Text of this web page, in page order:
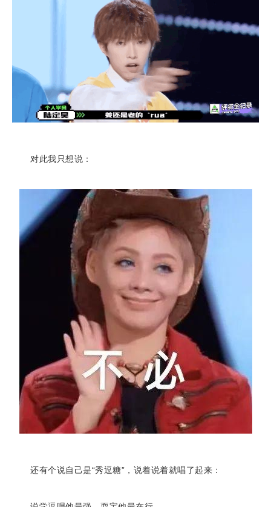
对此我只想说：
还有个说自己是“秀逗糖”，说着说着就唱了起来：